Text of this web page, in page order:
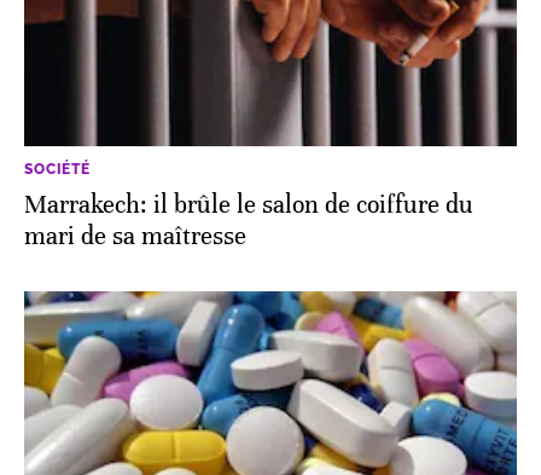
SOCIÉTÉ
Marrakech: il brûle le salon de coiffure du
mari de sa maîtresse